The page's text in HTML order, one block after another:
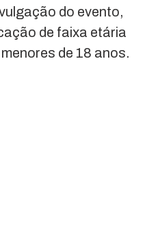
do evento,
de faixa etária
de 18 anos.